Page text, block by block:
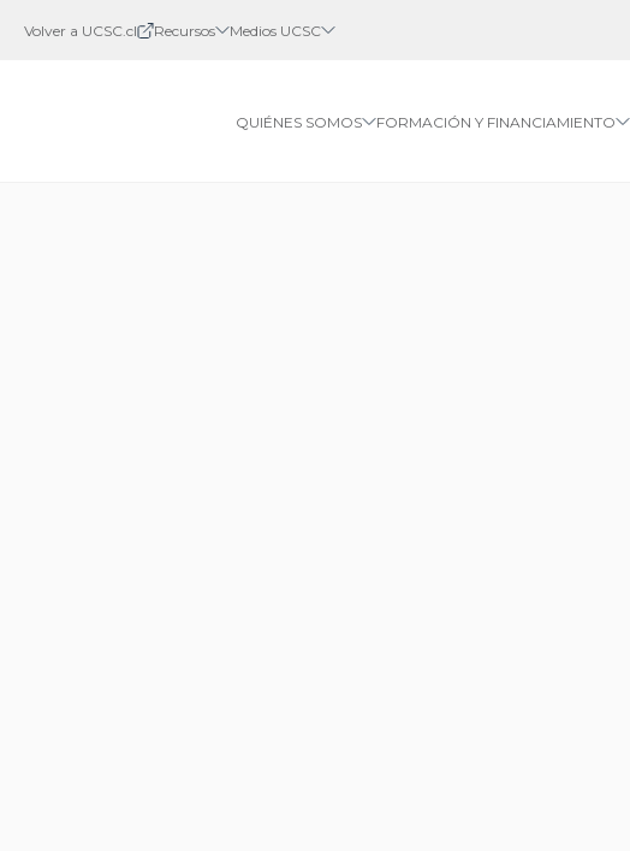
Volver a UCSC.cl Recursos Medios UCSC
QUIÉNES SOMOS FORMACIÓN Y FINANCIAMIENTO